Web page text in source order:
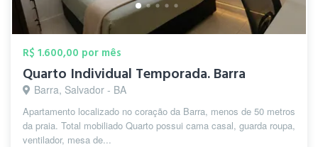
R$ 1.600,00 por mês
Quarto Individual Temporada. Barra
Barra, Salvador - BA
Apartamento localizado no coração da Barra, menos de 50 metros
da praia. Total mobiliado Quarto possui cama casal, guarda roupa,
ventilador, mesa de...